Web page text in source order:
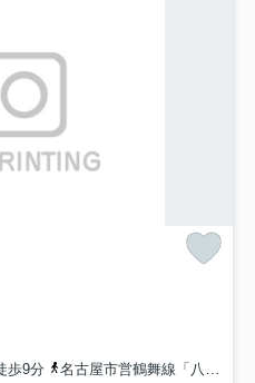
歩9分
名古屋市営鶴舞線「八事」駅 徒歩9分